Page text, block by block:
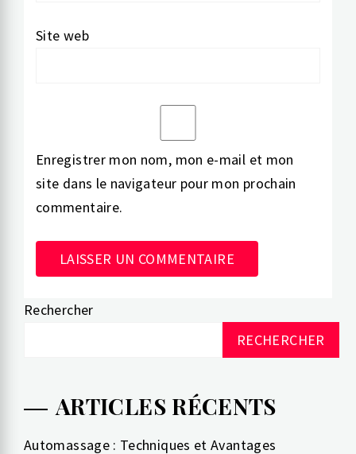
Site web
Enregistrer mon nom, mon e-mail et mon
site dans le navigateur pour mon prochain
commentaire.
Alternative:
Rechercher
RECHERCHER
ARTICLES RÉCENTS
Automassage : Techniques et Avantages